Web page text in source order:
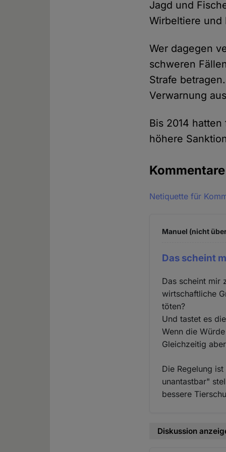
Jagd und
Wirbeltiere und
Wer dagegen
schweren
Strafe
Verwarnung
Bis 2014
höhere
Kommentare
Netiquette für
Manuel (nicht
Das scheint
Das scheint mir
wirtschaftliche
töten?
Und tastet es
Wenn die
Gleichzeitig
Die Regelung
unantastbar"
bessere
Diskussion